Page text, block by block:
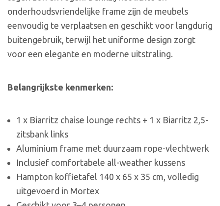
onderhoudsvriendelijke frame zijn de meubels
eenvoudig te verplaatsen en geschikt voor langdurig
buitengebruik, terwijl het uniforme design zorgt
voor een elegante en moderne uitstraling.
Belangrijkste kenmerken:
1 x Biarritz chaise lounge rechts + 1 x Biarritz 2,5-
zitsbank links
Aluminium frame met duurzaam rope-vlechtwerk
Inclusief comfortabele all-weather kussens
Hampton koffietafel 140 x 65 x 35 cm, volledig
uitgevoerd in Mortex